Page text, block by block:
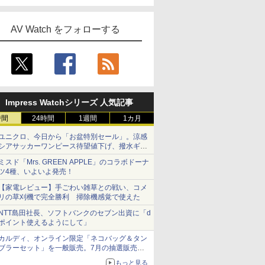
AV Watch をフォローする
Impress Watchシリーズ 人気記事
24時間 1週間 1カ月
ニクロ、今日から「お盆特別セール」。涼感
アサッカーワンピース待望値下げ、撥水ギア
ョーツは1990円に
スド「Mrs. GREEN APPLE」のコラボドーナ
4種、いよいよ発売！
家電レビュー】手ごわい雑草との戦い、コメ
の草刈機で完全勝利 掃除機感覚で使えた
島田社長、ソフトバンクのセブン出資に「d
イント使えるようにして」
ルディ、オンライン限定「ネコバッグ＆タン
ラーセット」を一般販売。7月の抽選販売の
もっと見る